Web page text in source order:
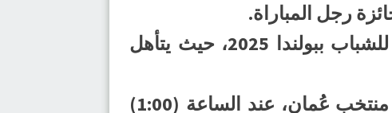
رجل المباراة.
وبهذا الفوز عزز المنتخب السعودي من آماله في التأهل لبطولة العالم للشباب ببولندا 2025، حيث يتأهل
ويختتم المتتخب الوطني السعودي مبارياته في الدور الرئيسي بمواجهة منتخب عُمان، عند الساعة (1:00)